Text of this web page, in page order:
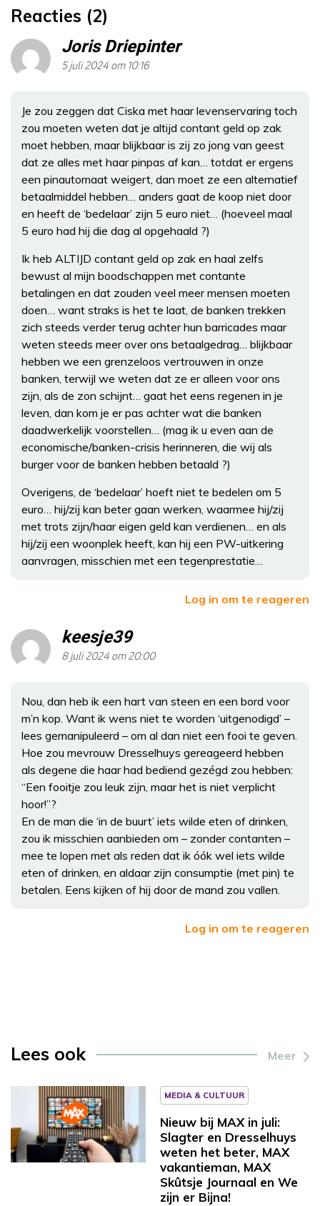
Reacties (2)
Joris Driepinter
5 juli 2024 om 10:16
Je zou zeggen dat Ciska met haar levenservaring toch
zou moeten weten dat je altijd contant geld op zak
moet hebben, maar blijkbaar is zij zo jong van geest
dat ze alles met haar pinpas af kan… totdat er ergens
een pinautomaat weigert, dan moet ze een alternatief
betaalmiddel hebben… anders gaat de koop niet door
en heeft de ‘bedelaar’ zijn 5 euro niet… (hoeveel maal
5 euro had hij die dag al opgehaald ?)
Ik heb ALTIJD contant geld op zak en haal zelfs
bewust al mijn boodschappen met contante
betalingen en dat zouden veel meer mensen moeten
doen… want straks is het te laat, de banken trekken
zich steeds verder terug achter hun barricades maar
weten steeds meer over ons betaalgedrag… blijkbaar
hebben we een grenzeloos vertrouwen in onze
banken, terwijl we weten dat ze er alleen voor ons
zijn, als de zon schijnt… gaat het eens regenen in je
leven, dan kom je er pas achter wat die banken
daadwerkelijk voorstellen… (mag ik u even aan de
economische/banken-crisis herinneren, die wij als
burger voor de banken hebben betaald ?)
Overigens, de ‘bedelaar’ hoeft niet te bedelen om 5
euro… hij/zij kan beter gaan werken, waarmee hij/zij
met trots zijn/haar eigen geld kan verdienen… en als
hij/zij een woonplek heeft, kan hij een PW-uitkering
aanvragen, misschien met een tegenprestatie…
Log in om te reageren
keesje39
8 juli 2024 om 20:00
Nou, dan heb ik een hart van steen en een bord voor
m’n kop. Want ik wens niet te worden ‘uitgenodigd’ –
lees gemanipuleerd – om al dan niet een fooi te geven.
Hoe zou mevrouw Dresselhuys gereageerd hebben
als degene die haar had bediend gezégd zou hebben:
“Een fooitje zou leuk zijn, maar het is niet verplicht
hoor!”?
En de man die ‘in de buurt’ iets wilde eten of drinken,
zou ik misschien aanbieden om – zonder contanten –
mee te lopen met als reden dat ik óók wel iets wilde
eten of drinken, en aldaar zijn consumptie (met pin) te
betalen. Eens kijken of hij door de mand zou vallen.
Log in om te reageren
Lees ook Meer
MEDIA & CULTUUR
Nieuw bij MAX in juli:
Slagter en Dresselhuys
weten het beter, MAX
vakantieman, MAX
Skûtsje Journaal en We
zijn er Bijna!